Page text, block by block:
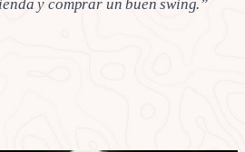
y comprar un buen swing.”